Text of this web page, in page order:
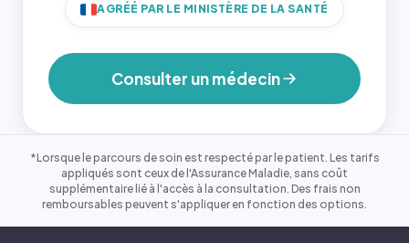
AGRÉÉ PAR LE MINISTÈRE DE LA SANTÉ
Consulter un médecin
*Lorsque le parcours de soin est respecté par le patient. Les tarifs
appliqués sont ceux de l'Assurance Maladie, sans coût
supplémentaire lié à l'accès à la consultation. Des frais non
remboursables peuvent s'appliquer en fonction des options.